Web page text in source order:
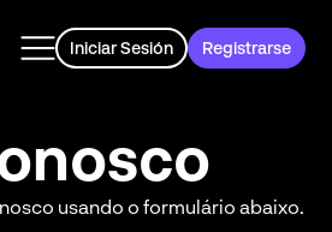
usando o formulário abaixo.
Iniciar Sesión Registrarse